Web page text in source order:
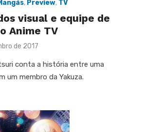
, Preview, TV
visual e equipe de
Anime TV
de 2017
conta a história entre uma
um membro da Yakuza.